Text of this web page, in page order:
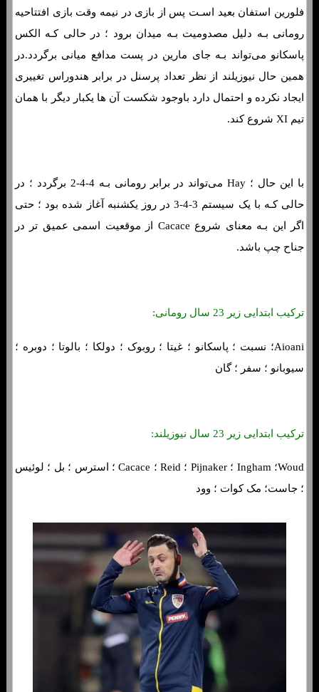
فلورین استفان بعید اسـت پس از بازی در نیمه وقت بازی افتتاحیه
رومانی بـه دلیل مصدومیت بـه میدان برود ؛ در حالی کـه الکس
پاسکانو می‌تواند بـه جای مارین در پست مدافع میانی برگردد.در
همین حال نیوزیلند از نظر تعداد پرسنل در برابر هندوراس تغییری
ایجاد نکرده و احتمال دارد باوجود شکست آن ها یکبار دیگر با همان
تیم XI شروع کند.
با این حال ؛ Hay می‌تواند در برابر رومانی بـه 4-4-2 برگردد ؛ در
حالی کـه با یک سیستم 3-4-3 در روز یکشنبه آغاز شده بود ؛ حتی
اگر این بـه معنای شروع Cacace از موقعیت اسمی عمیق تر در
جناح چپ باشد.
ترکیب ابتدایی زیر 23 سال رومانی:
Aioani؛ نسبت ؛ پاسکانو ؛ غیتا ؛ روبوک ؛ دولکا ؛ بالوتا ؛ دوبره ؛
سیوبانو ؛ سفر ؛ گان
ترکیب ابتدایی زیر 23 سال نیوزیلند:
Woud؛ Ingham ؛ Pijnaker ؛ Reid ؛ Cacace ؛ استرس ؛ بل ؛ لوئیس
؛ جاست؛ مک کوات ؛ وود